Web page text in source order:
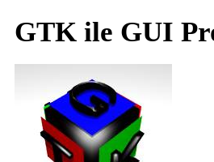
GTK ile GUI